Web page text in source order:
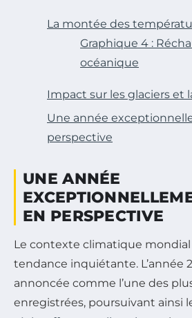
La montée des
Graphique 4 :
océanique
Impact sur les glaciers et
Une année
perspective
UNE ANNÉE
EN PERSPECTIVE
Le contexte climatique
tendance inquiétante. L’année
annoncée comme l’une des
enregistrées, poursuivant ainsi